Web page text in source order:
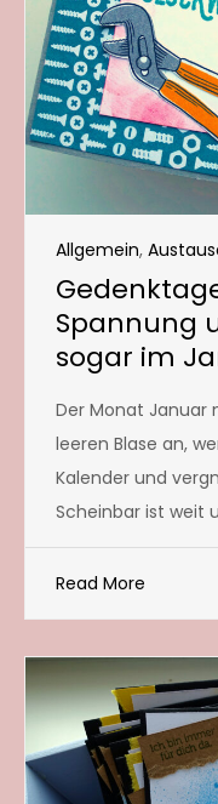
Allgemein,
Spannung
sogar im
Der Monat Januar
leeren Blase an,
Kalender und
Scheinbar ist weit
Read More